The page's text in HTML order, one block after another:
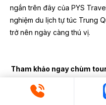
ngắn trên đây của PYS
nghiệm du lịch tự túc Trung
trở nên ngày càng thú vị.
Tham khảo ngay chùm
Chùm Tour